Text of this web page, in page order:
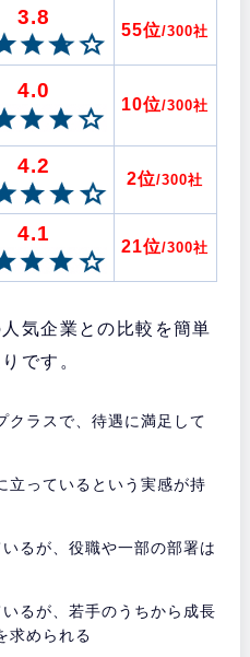
3.8
55位/300社
4.0
10位/300社
4.2
2位/300社
4.1
21位/300社
気企業との比較を簡単
です。
ラスで、待遇に満足して
っているという実感が持
るが、役職や一部の部署は
るが、若手のうちから成長
求められる